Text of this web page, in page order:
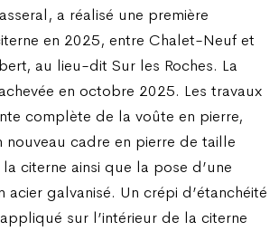
a réalisé une première
en 2025, entre Chalet-Neuf et
au lieu-dit Sur les Roches. La
en octobre 2025. Les travaux
complète de la voûte en pierre,
nouveau cadre en pierre de taille
citerne ainsi que la pose d’une
acier galvanisé. Un crépi d’étanchéité
sur l’intérieur de la citerne